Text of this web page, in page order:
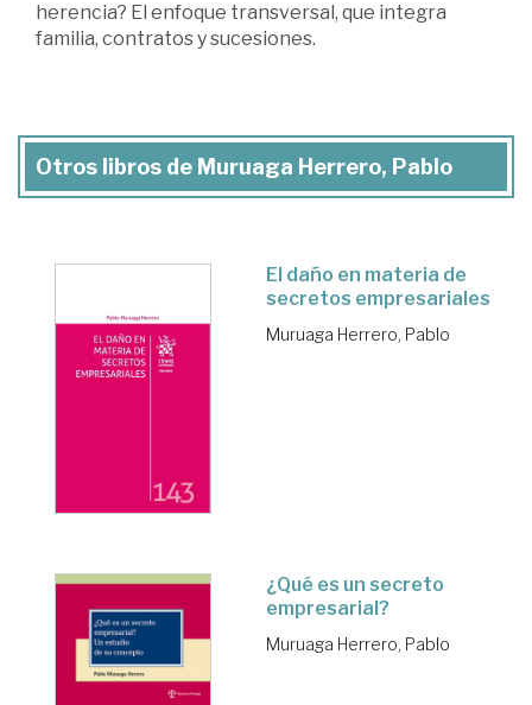
herencia? El enfoque transversal, que integra
familia, contratos y sucesiones.
Otros libros de Muruaga Herrero, Pablo
El daño en materia de
secretos empresariales
Muruaga Herrero, Pablo
¿Qué es un secreto
empresarial?
Muruaga Herrero, Pablo